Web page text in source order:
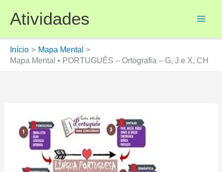
para
conteúdo
Atividades
Início
Mapa Mental
Mapa Mental • PORTUGUÊS – Ortografia – G, J e X, CH